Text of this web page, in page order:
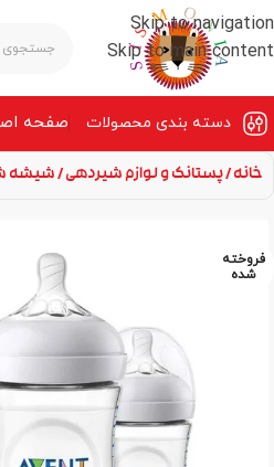
Skip to navigation
Skip to main content
دسته بندی محصولات صفحه‌
خانه پستانک و لوازم شیردهی شیشه
فروخته
شده